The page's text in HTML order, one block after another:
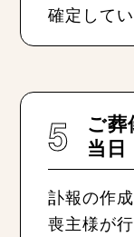
確定してい
5
ご
当日
訃報の作
喪主様が